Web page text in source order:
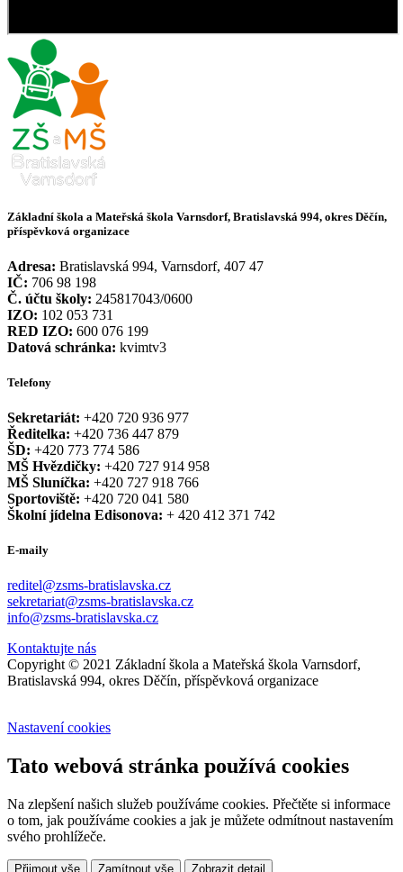
Základní škola a Mateřská škola Varnsdorf, Bratislavská 994, okres Děčín,
příspěvková organizace
Adresa: Bratislavská 994, Varnsdorf, 407 47
IČ: 706 98 198
Č. účtu školy: 245817043/0600
IZO: 102 053 731
RED IZO: 600 076 199
Datová schránka: kvimtv3
Telefony
Sekretariát: +420 720 936 977
Ředitelka: +420 736 447 879
ŠD: +420 773 774 586
MŠ Hvězdičky: +420 727 914 958
MŠ Sluníčka: +420 727 918 766
Sportoviště: +420 720 041 580
Školní jídelna Edisonova: + 420 412 371 742
E-maily
reditel@zsms-bratislavska.cz
sekretariat@zsms-bratislavska.cz
info@zsms-bratislavska.cz
Kontaktujte nás
Copyright © 2021 Základní škola a Mateřská škola Varnsdorf,
Bratislavská 994, okres Děčín, příspěvková organizace
Nastavení cookies
Tato webová stránka používá cookies
Na zlepšení našich služeb používáme cookies. Přečtěte si informace
o tom, jak používáme cookies a jak je můžete odmítnout nastavením
svého prohlížeče.
Přijmout vše Zamítnout vše Zobrazit detail